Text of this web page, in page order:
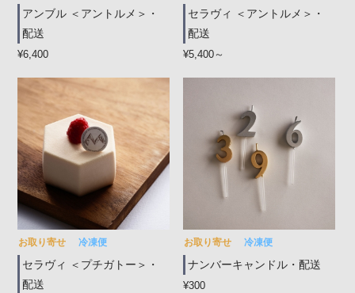
アンブル ＜アントルメ＞・
配送
¥6,400
セラヴィ ＜アントルメ＞・
配送
¥5,400～
お取り寄せ 冷凍便
セラヴィ ＜プチガトー＞・
配送
お取り寄せ 冷凍便
ナンバーキャンドル・配送
¥300